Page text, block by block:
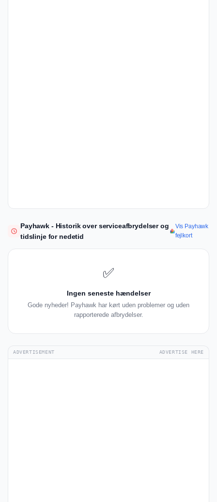
Payhawk - Historik over serviceafbrydelser og
tidslinje for nedetid
Vis Payhawk
fejlkort
✅
Ingen seneste hændelser
Gode nyheder! Payhawk har kørt uden problemer og uden
rapporterede afbrydelser.
ADVERTISEMENT ADVERTISE HERE